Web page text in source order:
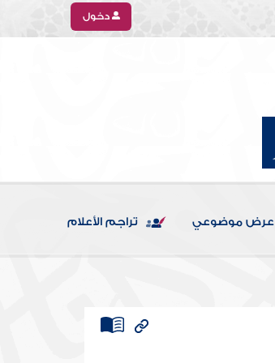
دخول
عرض موضوعي تراجم الأعلام